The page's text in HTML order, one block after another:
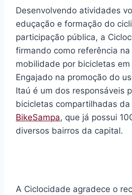
Desenvolvendo atividades
eduçação e formação do
participação pública, a
firmando como referência
mobilidade por bicicletas em
Engajado na promoção do
Itaú é um dos responsáveis
bicicletas compartilhadas
BikeSampa, que já possui
diversos bairros da capital.
A Ciclocidade agradece o